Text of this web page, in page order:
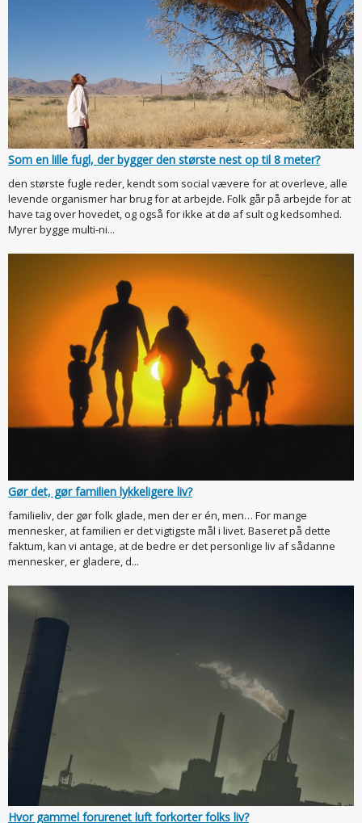
Som en lille fugl, der bygger den største nest op til 8 meter?
den største fugle reder, kendt som social vævere for at overleve, alle
levende organismer har brug for at arbejde. Folk går på arbejde for at
have tag over hovedet, og også for ikke at dø af sult og kedsomhed.
Myrer bygge multi-ni...
Gør det, gør familien lykkeligere liv?
familieliv, der gør folk glade, men der er én, men… For mange
mennesker, at familien er det vigtigste mål i livet. Baseret på dette
faktum, kan vi antage, at de bedre er det personlige liv af sådanne
mennesker, er gladere, d...
Hvor gammel forurenet luft forkorter folks liv?